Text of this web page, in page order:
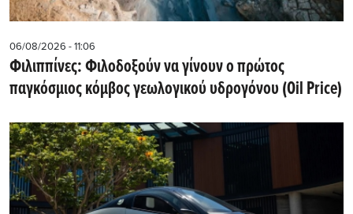
06/08/2026 - 11:06
Φιλιππίνες: Φιλοδοξούν να γίνουν ο πρώτος
παγκόσμιος κόμβος γεωλογικού υδρογόνου (Oil Price)